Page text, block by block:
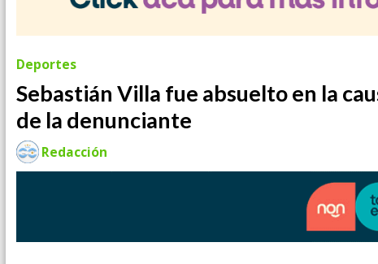
Sebastián Villa fue absuelto en la
de la denunciante
Deportes
Redacción